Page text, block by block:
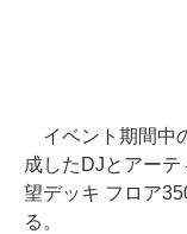
イベント期間中
成したDJとアー
望デッキ フロア
る。